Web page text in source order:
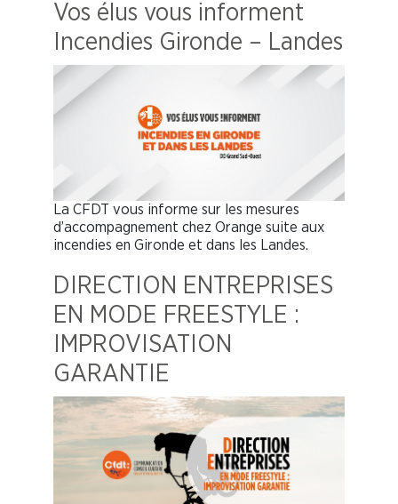
Vos élus vous informent
Incendies Gironde – Landes
La CFDT vous informe sur les mesures
d’accompagnement chez Orange suite aux
incendies en Gironde et dans les Landes.
DIRECTION ENTREPRISES
EN MODE FREESTYLE :
IMPROVISATION
GARANTIE